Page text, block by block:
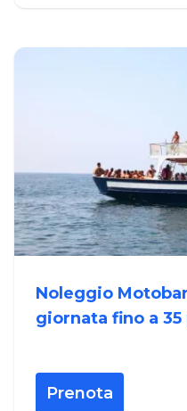
Noleggio
giornata fino a 35
Prenota